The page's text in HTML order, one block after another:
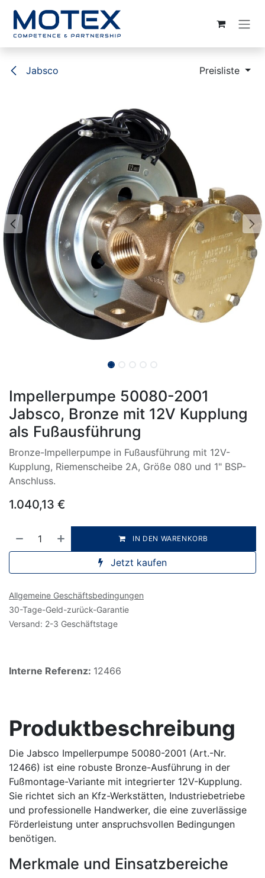
Jabsco Preisliste
Impellerpumpe 50080-2001
Jabsco, Bronze mit 12V Kupplung
als Fußausführung
Bronze-Impellerpumpe in Fußausführung mit 12V-
Kupplung, Riemenscheibe 2A, Größe 080 und 1" BSP-
Anschluss.
1.040,13 €
IN DEN WARENKORB
Jetzt kaufen
Allgemeine Geschäftsbedingungen
30-Tage-Geld-zurück-Garantie
Versand: 2-3 Geschäftstage
Interne Referenz: 12466
Produktbeschreibung
Die Jabsco Impellerpumpe 50080-2001 (Art.-Nr.
12466) ist eine robuste Bronze-Ausführung in der
Fußmontage-Variante mit integrierter 12V-Kupplung.
Sie richtet sich an Kfz-Werkstätten, Industriebetriebe
und professionelle Handwerker, die eine zuverlässige
Förderleistung unter anspruchsvollen Bedingungen
benötigen.
Merkmale und Einsatzbereiche